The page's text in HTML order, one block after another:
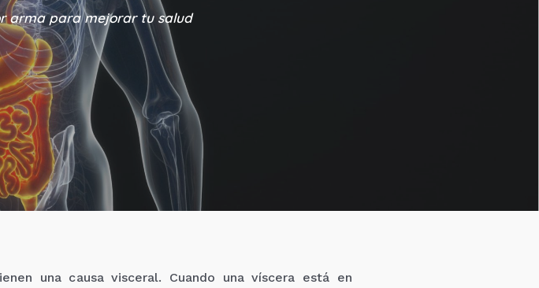
arma para mejorar tu salud
una causa visceral. Cuando una víscera está en